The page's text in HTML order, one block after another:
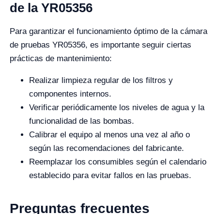
de la YR05356
Para garantizar el funcionamiento óptimo de la cámara
de pruebas YR05356, es importante seguir ciertas
prácticas de mantenimiento:
Realizar limpieza regular de los filtros y
componentes internos.
Verificar periódicamente los niveles de agua y la
funcionalidad de las bombas.
Calibrar el equipo al menos una vez al año o
según las recomendaciones del fabricante.
Reemplazar los consumibles según el calendario
establecido para evitar fallos en las pruebas.
Preguntas frecuentes